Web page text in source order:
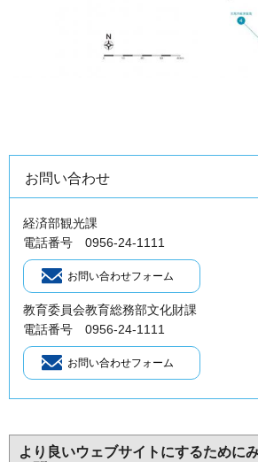
お問い合わせ
経済部観光課
電話番号 0956-24-1111
教育委員会教育総務部文化財課
電話番号 0956-24-1111
より良いウェブサイトにするために